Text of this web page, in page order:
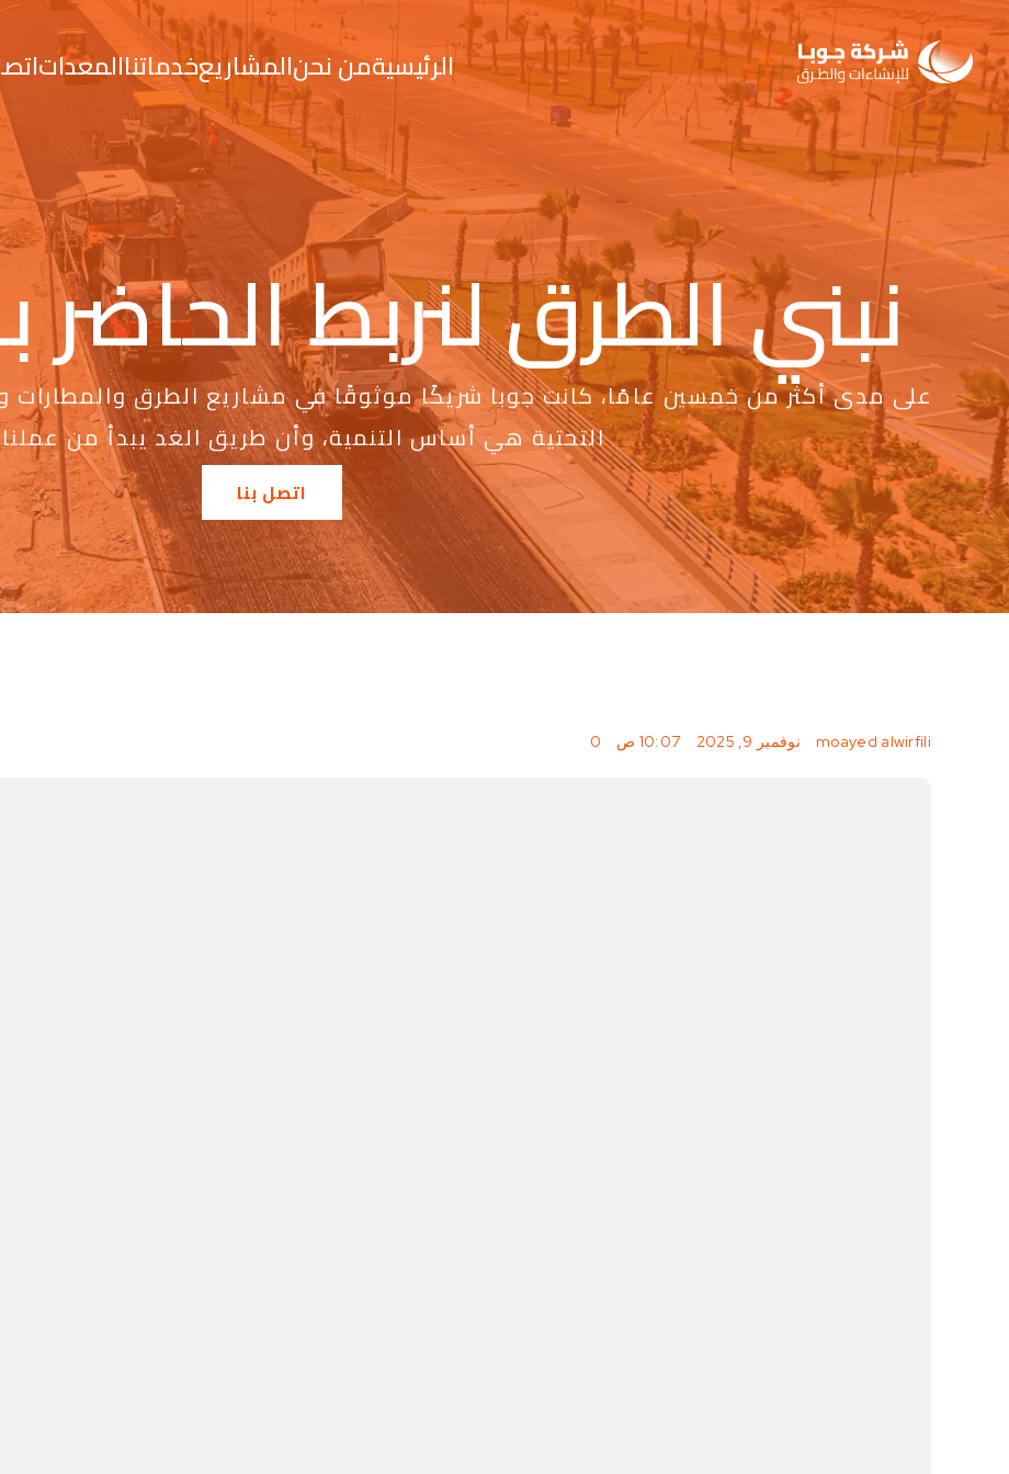
الرئيسيةمن نحنالمشاريعخدماتناالمعدات
نبني الطرق لنربط
على مدى أكثر من خمسين عامًا، كانت جوبا شريكًا موثوقًا في مشاريع الطرق والمطارات
التحتية هي أساس التنمية، وأن طريق الغد يبدأ من عملنا
اتصل بنا
moayed alwirfili نوفمبر 9, 2025 10:07 ص 0